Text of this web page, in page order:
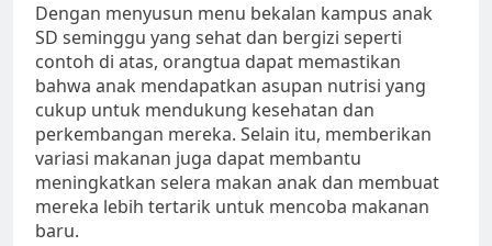
Dengan menyusun menu bekalan kampus anak
SD seminggu yang sehat dan bergizi seperti
contoh di atas, orangtua dapat memastikan
bahwa anak mendapatkan asupan nutrisi yang
cukup untuk mendukung kesehatan dan
perkembangan mereka. Selain itu, memberikan
variasi makanan juga dapat membantu
meningkatkan selera makan anak dan membuat
mereka lebih tertarik untuk mencoba makanan
baru.